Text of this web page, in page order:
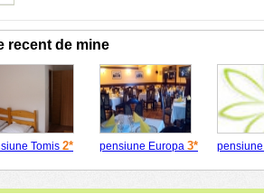
recent de mine
Tomis 2* pensiune Europa 3*